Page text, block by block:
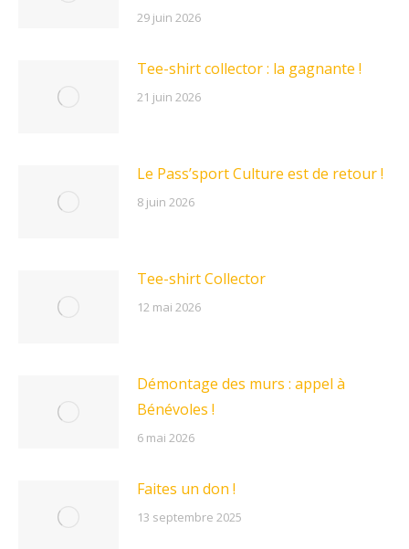
29 juin 2026
Tee-shirt collector : la gagnante !
21 juin 2026
Le Pass’sport Culture est de retour !
8 juin 2026
Tee-shirt Collector
12 mai 2026
Démontage des murs : appel à
Bénévoles !
6 mai 2026
Faites un don !
13 septembre 2025